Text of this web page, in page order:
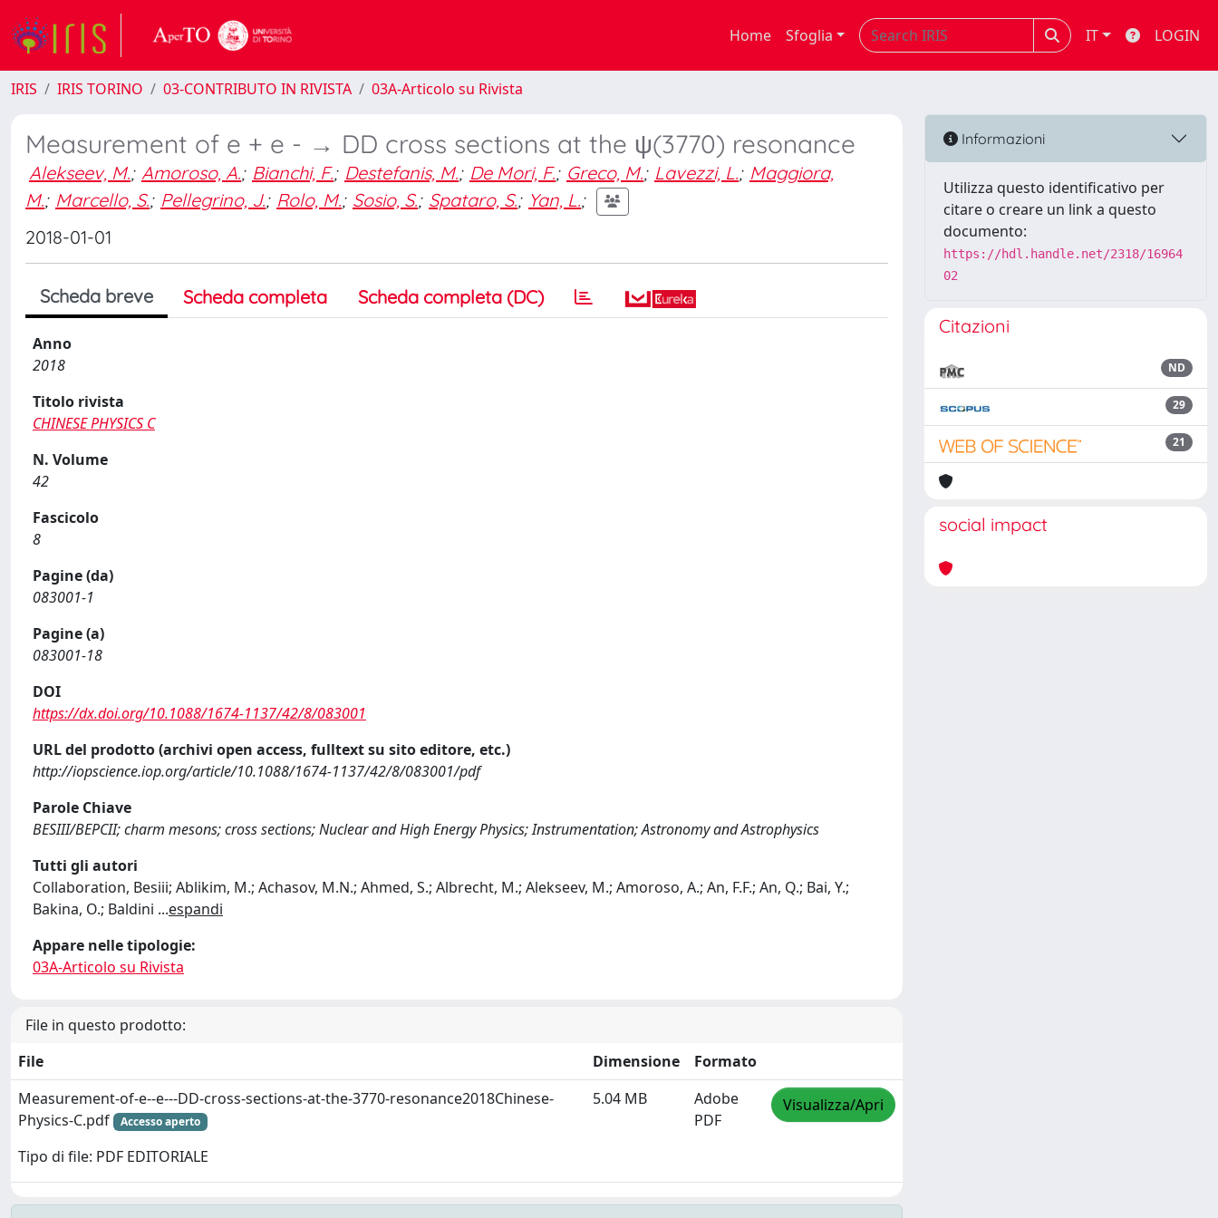
Home Sfoglia IT LOGIN
IRIS IRIS TORINO 03-CONTRIBUTO IN RIVISTA 03A-Articolo su Rivista
Measurement of e + e - → DD cross sections at the ψ(3770) resonance
Alekseev, M.; Amoroso, A.; Bianchi, F.; Destefanis, M.; De Mori, F.; Greco, M.; Lavezzi, L.; Maggiora,
M.; Marcello, S.; Pellegrino, J.; Rolo, M.; Sosio, S.; Spataro, S.; Yan, L.;
2018-01-01
Scheda breve Scheda completa Scheda completa (DC)
Anno
2018
Titolo rivista
CHINESE PHYSICS C
N. Volume
42
Fascicolo
8
Pagine (da)
083001-1
Pagine (a)
083001-18
DOI
https://dx.doi.org/10.1088/1674-1137/42/8/083001
URL del prodotto (archivi open access, fulltext su sito editore, etc.)
http://iopscience.iop.org/article/10.1088/1674-1137/42/8/083001/pdf
Parole Chiave
BESIII/BEPCII; charm mesons; cross sections; Nuclear and High Energy Physics; Instrumentation; Astronomy and Astrophysics
Tutti gli autori
Collaboration, Besiii; Ablikim, M.; Achasov, M.N.; Ahmed, S.; Albrecht, M.; Alekseev, M.; Amoroso, A.; An, F.F.; An, Q.; Bai, Y.;
Bakina, O.; Baldini ...espandi
Appare nelle tipologie:
03A-Articolo su Rivista
File in questo prodotto:
File
Dimensione
Formato
Measurement-of-e--e---DD-cross-sections-at-the-3770-resonance2018Chinese-
Physics-C.pdf
Accesso aperto
Tipo di file: PDF EDITORIALE
5.04 MB
Adobe
PDF
Visualizza/Apri
Informazioni
Utilizza questo identificativo per
citare o creare un link a questo
documento:
https://hdl.handle.net/2318/16964
02
Citazioni
ND
29
21
social impact